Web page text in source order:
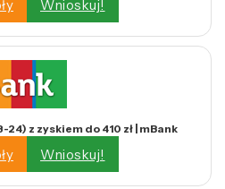
Wnioskuj!
z zyskiem do 410 zł | mBank
Wnioskuj!